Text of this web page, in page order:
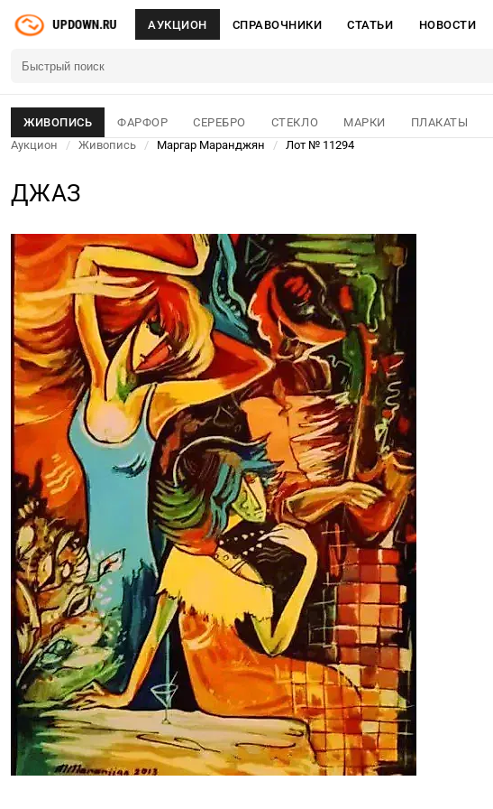
АУКЦИОН СПРАВОЧНИКИ СТАТЬИ НОВОСТИ
ЖИВОПИСЬ ФАРФОР СЕРЕБРО СТЕКЛО МАРКИ ПЛАКАТЫ
Аукцион
/ Живопись / Маргар Маранджян / Лот № 11294
ДЖАЗ